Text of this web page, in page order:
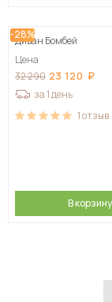
-28%
Диван Бомбей
Цена
32 290 23 120
за 1 день
1отзыв
В корзину